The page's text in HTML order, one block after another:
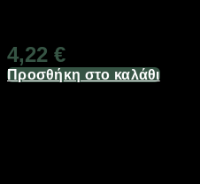
4,22 €
Προσθήκη στο καλάθι